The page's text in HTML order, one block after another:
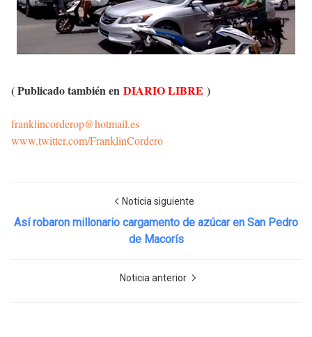
( Publicado también en DIARIO LIBRE )
franklincorderop@hotmail.es
www.twitter.com/FranklinCordero
Noticia siguiente
Así robaron millonario cargamento de azúcar en San Pedro
de Macorís
Noticia anterior